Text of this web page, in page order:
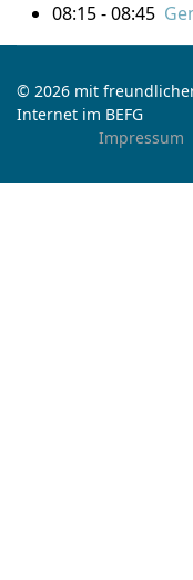
08:15 - 08:45
© 2026 mit
Internet im BEFG
Impressum